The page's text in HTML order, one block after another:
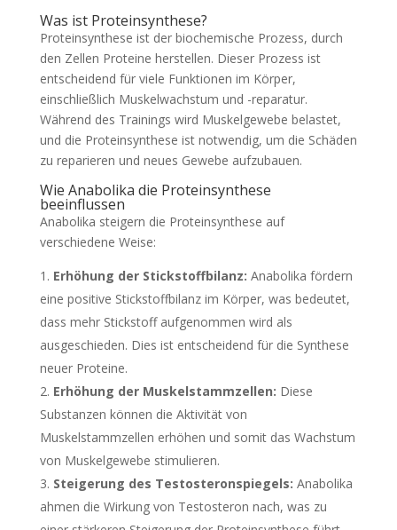
Was ist Proteinsynthese?
Proteinsynthese ist der biochemische Prozess, durch
den Zellen Proteine herstellen. Dieser Prozess ist
entscheidend für viele Funktionen im Körper,
einschließlich Muskelwachstum und -reparatur.
Während des Trainings wird Muskelgewebe belastet,
und die Proteinsynthese ist notwendig, um die Schäden
zu reparieren und neues Gewebe aufzubauen.
Wie Anabolika die Proteinsynthese
beeinflussen
Anabolika steigern die Proteinsynthese auf
verschiedene Weise:
Erhöhung der Stickstoffbilanz: Anabolika fördern
eine positive Stickstoffbilanz im Körper, was bedeutet,
dass mehr Stickstoff aufgenommen wird als
ausgeschieden. Dies ist entscheidend für die Synthese
neuer Proteine.
Erhöhung der Muskelstammzellen: Diese
Substanzen können die Aktivität von
Muskelstammzellen erhöhen und somit das Wachstum
von Muskelgewebe stimulieren.
Steigerung des Testosteronspiegels: Anabolika
ahmen die Wirkung von Testosteron nach, was zu